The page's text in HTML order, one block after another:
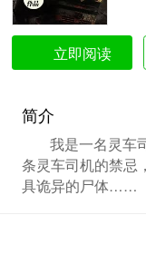
立即阅读
简介
我是一名灵车
条灵车司机的禁忌
具诡异的尸体……